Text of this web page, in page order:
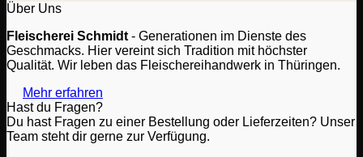
Über Uns
Fleischerei Schmidt - Generationen im Dienste des
Geschmacks. Hier vereint sich Tradition mit höchster
Qualität. Wir leben das Fleischereihandwerk in Thüringen.
Mehr erfahren
Hast du Fragen?
Du hast Fragen zu einer Bestellung oder Lieferzeiten? Unser
Team steht dir gerne zur Verfügung.